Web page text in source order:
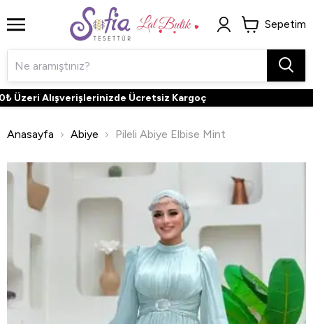
Sepetim
Alışverişlerinizde Ücretsiz Kargoç
Anasayfa Abiye Pileli Abiye Elbise Mint